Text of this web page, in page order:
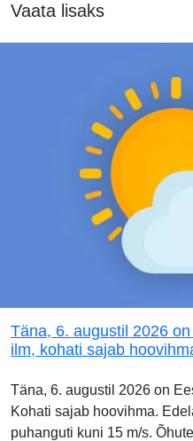
Vaata lisaks
Täna, 6. augustil 2026
ilm, kohati sajab
Täna, 6. augustil 2026 on
Kohati sajab hoovihma.
puhanguti kuni 15 m/s.